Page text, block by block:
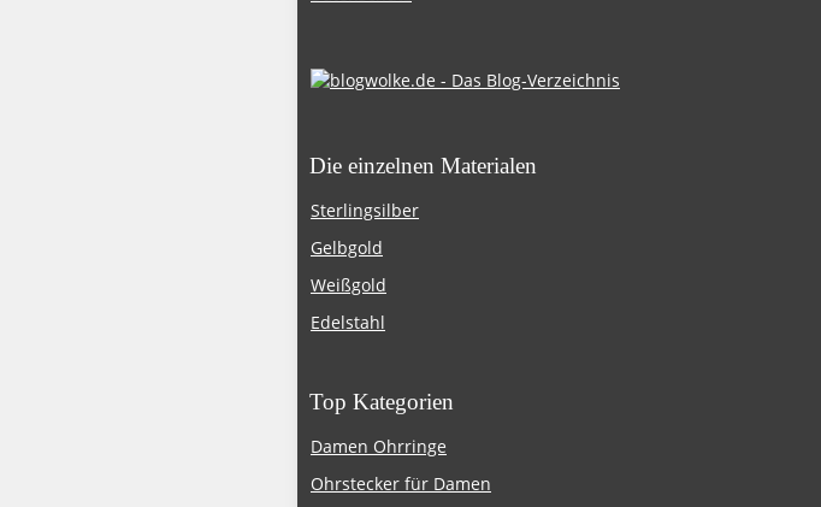
Die einzelnen Materialen
Sterlingsilber
Gelbgold
Weißgold
Edelstahl
Top Kategorien
Damen Ohrringe
Ohrstecker für Damen